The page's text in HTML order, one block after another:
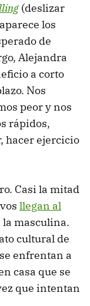
(deslizar
los
de
Alejandra
a corto
Nos
peor y nos
rápidos,
hacer ejercicio
Casi la mitad
llegan al
masculina.
cultural de
enfrentan a
casa que se
que intentan